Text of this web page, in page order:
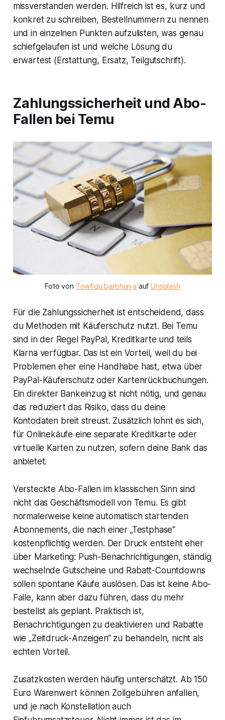
missverstanden werden. Hilfreich ist es, kurz und
konkret zu schreiben, Bestellnummern zu nennen
und in einzelnen Punkten aufzulisten, was genau
schiefgelaufen ist und welche Lösung du
erwartest (Erstattung, Ersatz, Teilgutschrift).
Zahlungssicherheit und Abo-
Fallen bei Temu
Foto von Towfiqu barbhuiya aufUnsplash
Für die Zahlungssicherheit ist entscheidend, dass
du Methoden mit Käuferschutz nutzt. Bei Temu
sind in der Regel PayPal, Kreditkarte und teils
Klarna verfügbar. Das ist ein Vorteil, weil du bei
Problemen eher eine Handhabe hast, etwa über
PayPal-Käuferschutz oder Kartenrückbuchungen.
Ein direkter Bankeinzug ist nicht nötig, und genau
das reduziert das Risiko, dass du deine
Kontodaten breit streust. Zusätzlich lohnt es sich,
für Onlinekäufe eine separate Kreditkarte oder
virtuelle Karten zu nutzen, sofern deine Bank das
anbietet.
Versteckte Abo-Fallen im klassischen Sinn sind
nicht das Geschäftsmodell von Temu. Es gibt
normalerweise keine automatisch startenden
Abonnements, die nach einer „Testphase“
kostenpflichtig werden. Der Druck entsteht eher
über Marketing: Push-Benachrichtigungen, ständig
wechselnde Gutscheine und Rabatt-Countdowns
sollen spontane Käufe auslösen. Das ist keine Abo-
Falle, kann aber dazu führen, dass du mehr
bestellst als geplant. Praktisch ist,
Benachrichtigungen zu deaktivieren und Rabatte
wie „Zeitdruck-Anzeigen“ zu behandeln, nicht als
echten Vorteil.
Zusatzkosten werden häufig unterschätzt. Ab 150
Euro Warenwert können Zollgebühren anfallen,
und je nach Konstellation auch